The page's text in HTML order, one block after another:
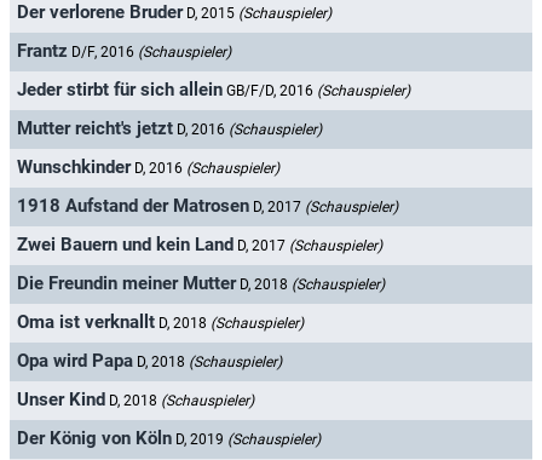
Der verlorene Bruder D, 2015 (Schauspieler)
Frantz D/F, 2016 (Schauspieler)
Jeder stirbt für sich allein GB/F/D, 2016 (Schauspieler)
Mutter reicht's jetzt D, 2016 (Schauspieler)
Wunschkinder D, 2016 (Schauspieler)
1918 Aufstand der Matrosen D, 2017 (Schauspieler)
Zwei Bauern und kein Land D, 2017 (Schauspieler)
Die Freundin meiner Mutter D, 2018 (Schauspieler)
Oma ist verknallt D, 2018 (Schauspieler)
Opa wird Papa D, 2018 (Schauspieler)
Unser Kind D, 2018 (Schauspieler)
Der König von Köln D, 2019 (Schauspieler)